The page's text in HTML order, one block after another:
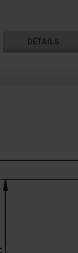
DÉTAILS